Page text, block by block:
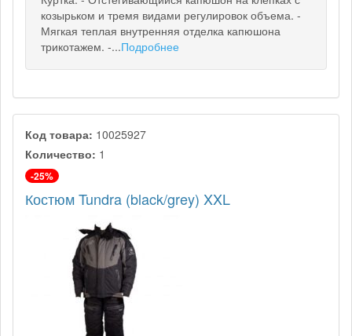
козырьком и тремя видами регулировок объема. -
Мягкая теплая внутренняя отделка капюшона
трикотажем. -...Подробнее
Код товара: 10025927
Количество: 1
-25%
Костюм Tundra (black/grey) XXL